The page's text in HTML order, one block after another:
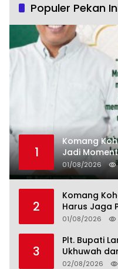
Populer Pekan
1
Komang
Jadi
Lampung
01/08/2026
2
Komang
Harus Jaga
Lampung
01/08/2026
3
Plt. Bupati
Ukhuwah
02/08/2026